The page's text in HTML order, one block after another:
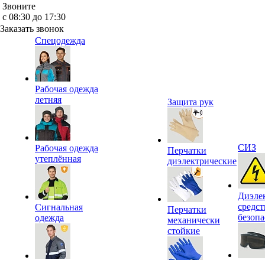
Звоните
с 08:30 до 17:30
Заказать звонок
Спецодежда
Рабочая одежда
летняя
Рабочая одежда
утеплённая
Сигнальная
одежда
Защита рук
Перчатки
диэлектрические
Перчатки
механически
стойкие
СИЗ